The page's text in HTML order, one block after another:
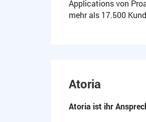
Applications von
mehr als 17.500
Atoria
Atoria ist ihr